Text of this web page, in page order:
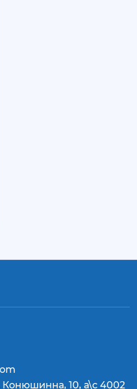
Конюшинна, 10, а\с 4002